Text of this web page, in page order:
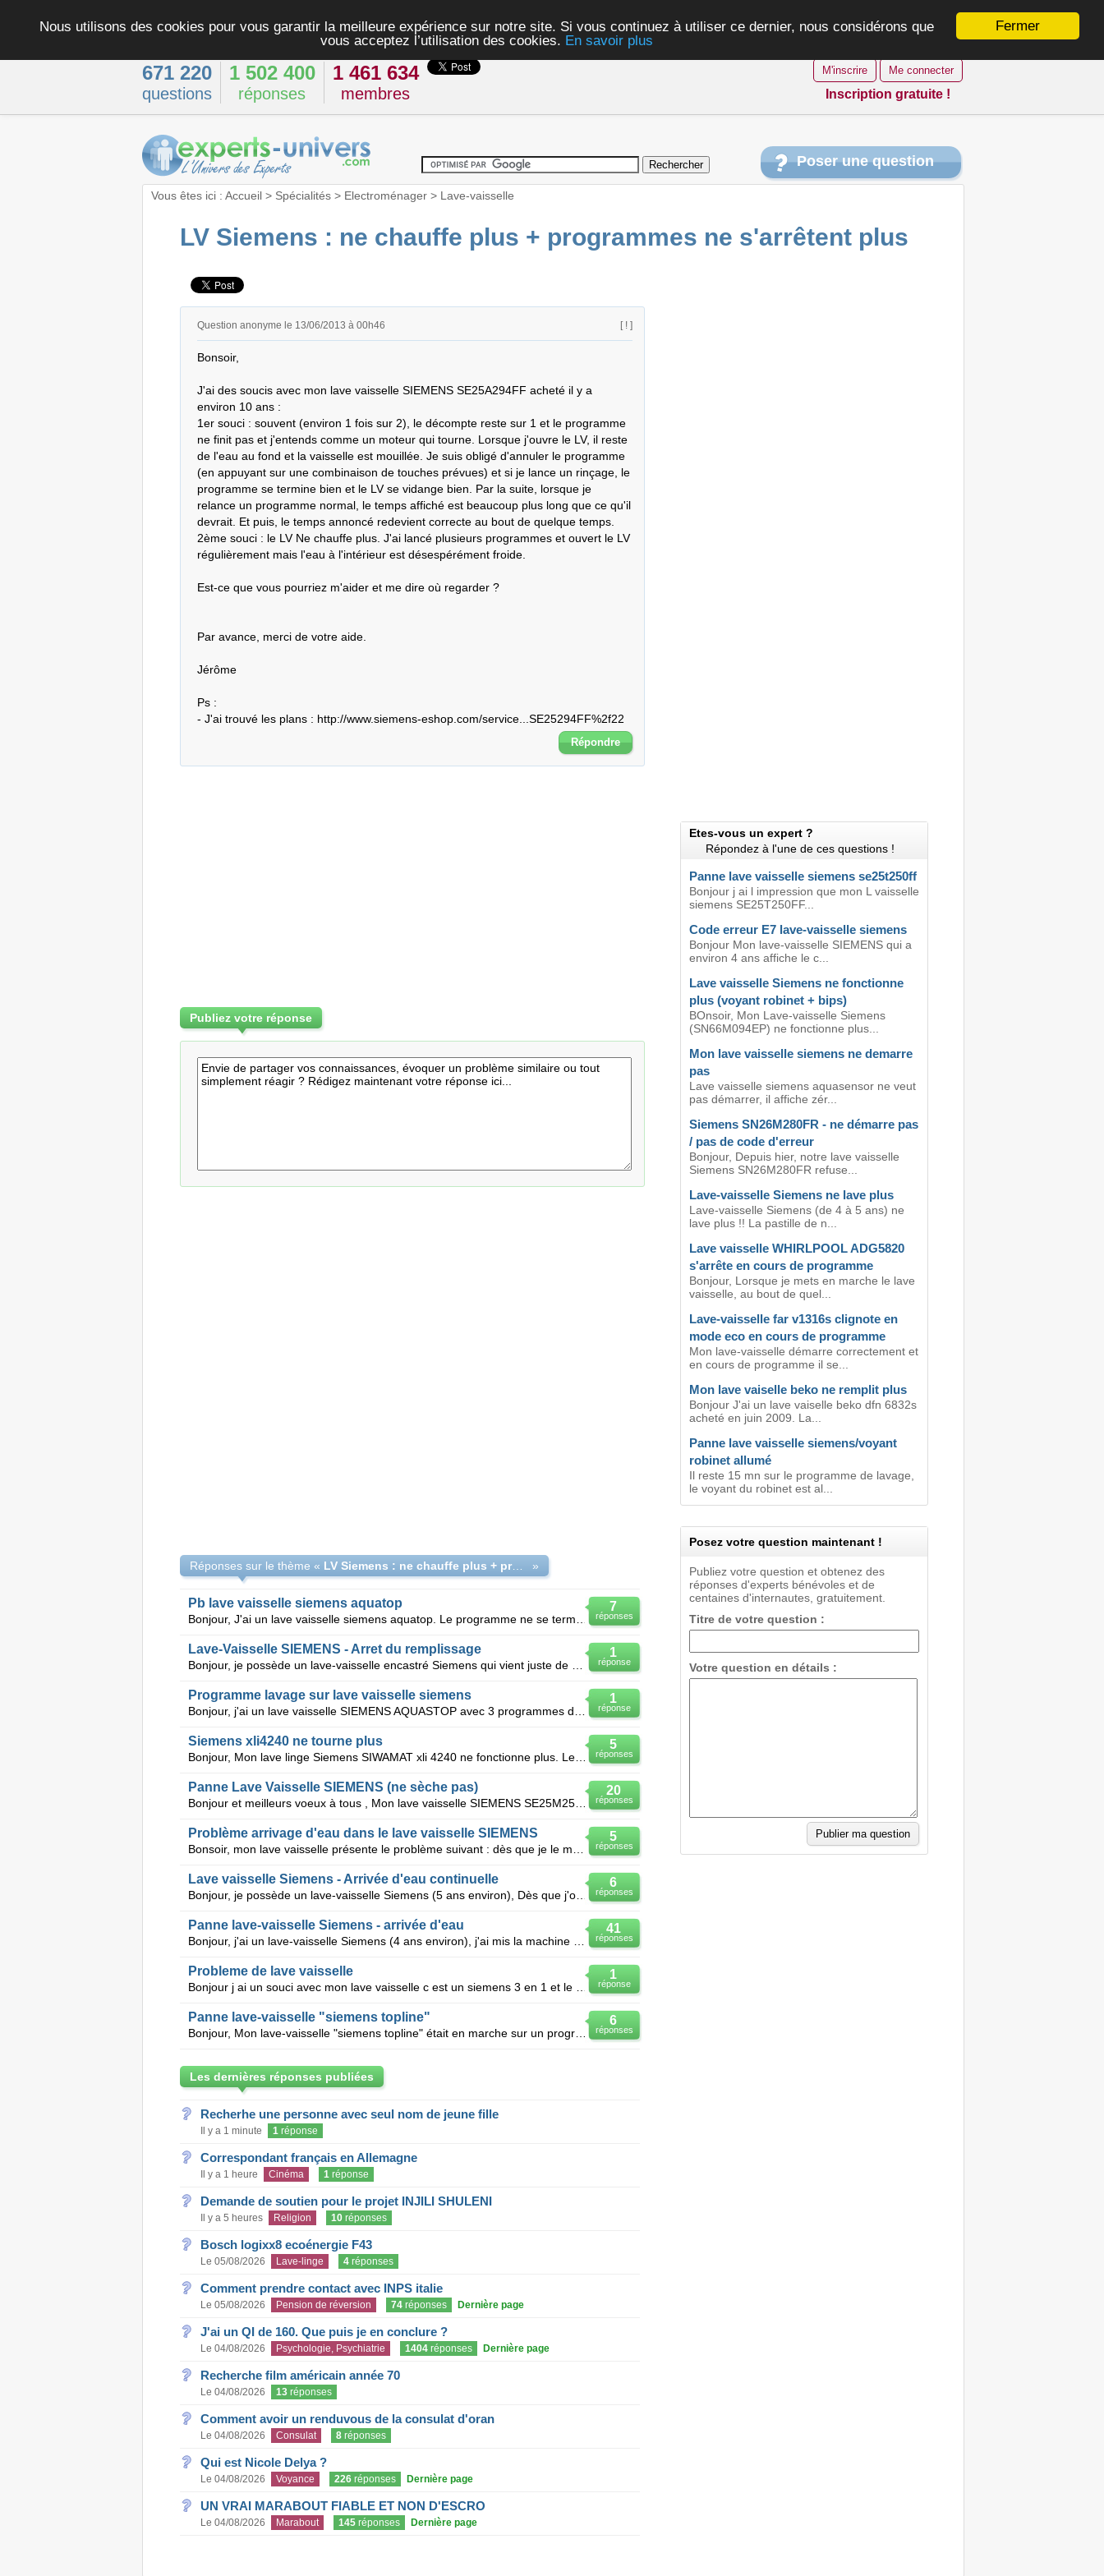
Fermer
Nous utilisons des cookies pour vous garantir la meilleure expérience sur notre site. Si vous continuez à utiliser ce dernier, nous considérons que
vous acceptez l’utilisation des cookies. En savoir plus
671 220
questions
1 502 400
réponses
1 461 634
membres
M'inscrire Me connecter
Inscription gratuite !
Poser une question
Vous êtes ici : Accueil> Spécialités> Electroménager> Lave-vaisselle
LV Siemens : ne chauffe plus + programmes ne s'arrêtent plus
Question anonyme le 13/06/2013 à 00h46 [ ! ]
Bonsoir,
J'ai des soucis avec mon lave vaisselle SIEMENS SE25A294FF acheté il y a
environ 10 ans :
1er souci : souvent (environ 1 fois sur 2), le décompte reste sur 1 et le programme
ne finit pas et j'entends comme un moteur qui tourne. Lorsque j'ouvre le LV, il reste
de l'eau au fond et la vaisselle est mouillée. Je suis obligé d'annuler le programme
(en appuyant sur une combinaison de touches prévues) et si je lance un rinçage, le
programme se termine bien et le LV se vidange bien. Par la suite, lorsque je
relance un programme normal, le temps affiché est beaucoup plus long que ce qu'il
devrait. Et puis, le temps annoncé redevient correcte au bout de quelque temps.
2ème souci : le LV Ne chauffe plus. J'ai lancé plusieurs programmes et ouvert le LV
régulièrement mais l'eau à l'intérieur est désespérément froide.
Est-ce que vous pourriez m'aider et me dire où regarder ?
Par avance, merci de votre aide.
Jérôme
Ps :
- J'ai trouvé les plans : http://www.siemens-eshop.com/service...SE25294FF%2f22
Répondre
Publiez votre réponse
Réponses sur le thème « LV Siemens : ne chauffe plus + programmes ne s'arrêtent plus »
7
réponses
Pb lave vaisselle siemens aquatop
1
réponse
Lave-Vaisselle SIEMENS - Arret du remplissage
1
réponse
Programme lavage sur lave vaisselle siemens
5
réponses
Siemens xli4240 ne tourne plus
Bonjour, Mon lave linge Siemens SIWAMAT xli 4240 ne fonctionne plus. Les programmes s'effectuent
20
réponses
Panne Lave Vaisselle SIEMENS (ne sèche pas)
Bonjour et meilleurs voeux à tous , Mon lave vaisselle SIEMENS SE25M256FF a décidé de me souhaite
5
réponses
Problème arrivage d'eau dans le lave vaisselle SIEMENS
6
réponses
Lave vaisselle Siemens - Arrivée d'eau continuelle
Bonjour, je possède un lave-vaisselle Siemens (5 ans environ), Dès que j'ouvre le robinet d'arr
41
réponses
Panne lave-vaisselle Siemens - arrivée d'eau
1
réponse
Probleme de lave vaisselle
6
réponses
Panne lave-vaisselle "siemens topline"
Bonjour, Mon lave-vaisselle "siemens topline" était en marche sur un programme à 55° et reste blo
Les dernières réponses publiées
Recherhe une personne avec seul nom de jeune fille
Il y a 1 minute 1réponse
Correspondant français en Allemagne
Il y a 1 heure Cinéma 1réponse
Demande de soutien pour le projet INJILI SHULENI
Il y a 5 heures Religion 10réponses
Bosch logixx8 ecoénergie F43
Le 05/08/2026 Lave-linge 4réponses
Comment prendre contact avec INPS italie
Le 05/08/2026 Pension de réversion 74réponses Dernière page
J'ai un QI de 160. Que puis je en conclure ?
Le 04/08/2026 Psychologie, Psychiatrie 1404réponses Dernière page
Recherche film américain année 70
Le 04/08/2026 13réponses
Comment avoir un renduvous de la consulat d'oran
Le 04/08/2026 Consulat 8réponses
Qui est Nicole Delya ?
Le 04/08/2026 Voyance 226réponses Dernière page
UN VRAI MARABOUT FIABLE ET NON D'ESCRO
Le 04/08/2026 Marabout 145réponses Dernière page
Etes-vous un expert ?
Répondez à l'une de ces questions !
Panne lave vaisselle siemens se25t250ff
Bonjour j ai l impression que mon L vaisselle
siemens SE25T250FF...
Code erreur E7 lave-vaisselle siemens
Bonjour Mon lave-vaisselle SIEMENS qui a
environ 4 ans affiche le c...
Lave vaisselle Siemens ne fonctionne
plus (voyant robinet + bips)
BOnsoir, Mon Lave-vaisselle Siemens
(SN66M094EP) ne fonctionne plus...
Mon lave vaisselle siemens ne demarre
pas
Lave vaisselle siemens aquasensor ne veut
pas démarrer, il affiche zér...
Siemens SN26M280FR - ne démarre pas
/ pas de code d'erreur
Bonjour, Depuis hier, notre lave vaisselle
Siemens SN26M280FR refuse...
Lave-vaisselle Siemens ne lave plus
Lave-vaisselle Siemens (de 4 à 5 ans) ne
lave plus !! La pastille de n...
Lave vaisselle WHIRLPOOL ADG5820
s'arrête en cours de programme
Bonjour, Lorsque je mets en marche le lave
vaisselle, au bout de quel...
Lave-vaisselle far v1316s clignote en
mode eco en cours de programme
Mon lave-vaisselle démarre correctement et
en cours de programme il se...
Mon lave vaiselle beko ne remplit plus
Bonjour J'ai un lave vaiselle beko dfn 6832s
acheté en juin 2009. La...
Panne lave vaisselle siemens/voyant
robinet allumé
Il reste 15 mn sur le programme de lavage,
le voyant du robinet est al...
Posez votre question maintenant !
Publiez votre question et obtenez des
réponses d'experts bénévoles et de
centaines d'internautes, gratuitement.
Titre de votre question :
Votre question en détails :